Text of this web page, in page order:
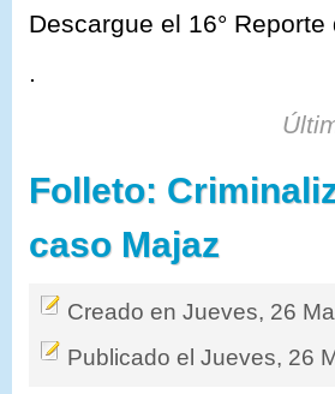
Descargue el 16°
Folleto:
caso Majaz
Creado en Jueves, 26
Publicado el Jueves, 26